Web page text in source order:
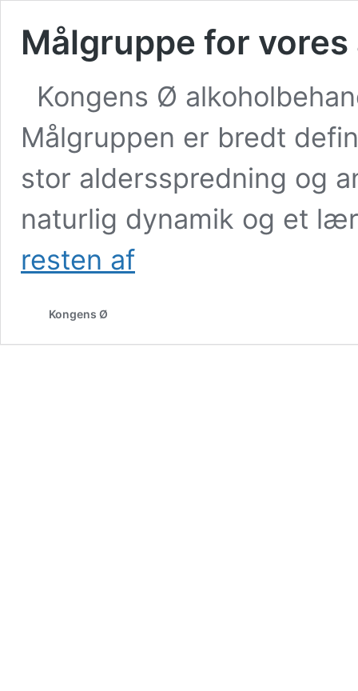
Målgruppe for
Kongens Ø
Målgruppen er bredt
stor aldersspredning og
naturlig dynamik og et
resten afMålgruppe
Kongens Ø